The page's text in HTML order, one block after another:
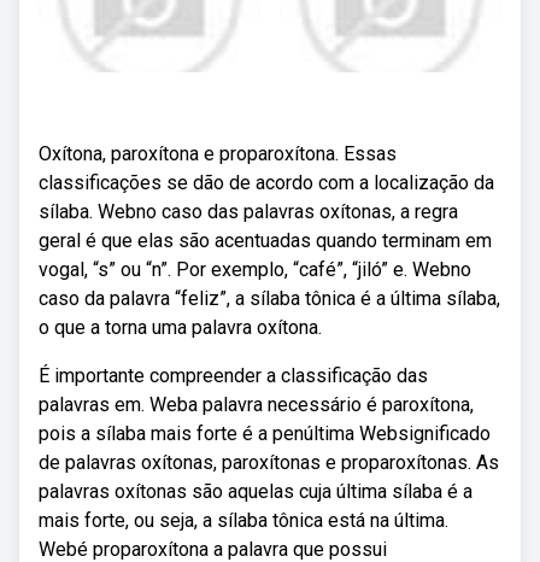
Oxítona, paroxítona e proparoxítona. Essas
classificações se dão de acordo com a localização da
sílaba. Webno caso das palavras oxítonas, a regra
geral é que elas são acentuadas quando terminam em
vogal, “s” ou “n”. Por exemplo, “café”, “jiló” e. Webno
caso da palavra “feliz”, a sílaba tônica é a última sílaba,
o que a torna uma palavra oxítona.
É importante compreender a classificação das
palavras em. Weba palavra necessário é paroxítona,
pois a sílaba mais forte é a penúltima Websignificado
de palavras oxítonas, paroxítonas e proparoxítonas. As
palavras oxítonas são aquelas cuja última sílaba é a
mais forte, ou seja, a sílaba tônica está na última.
Webé proparoxítona a palavra que possui